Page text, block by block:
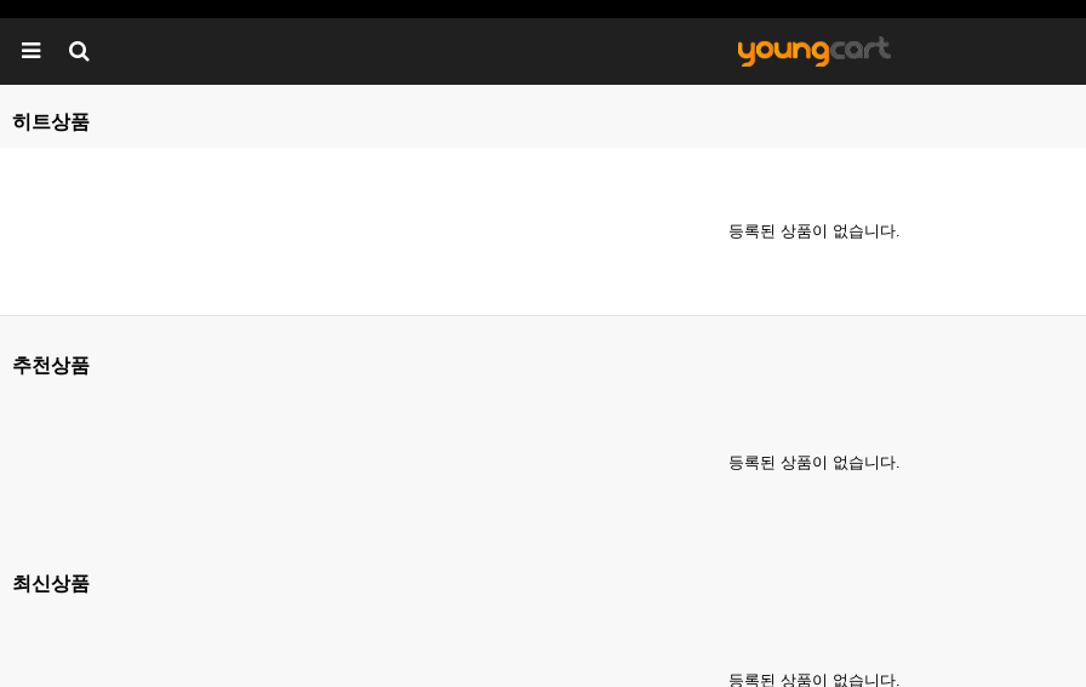
히트상품
등록된 상품이 없습니다.
추천상품
등록된 상품이 없습니다.
최신상품
등록된 상품이 없습니다.